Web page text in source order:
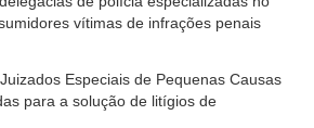
vítimas de infrações penais
Especiais de Pequenas Causas
para a solução de litígios de